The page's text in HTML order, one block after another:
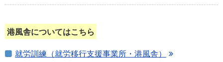
港風舎についてはこちら
就労訓練（就労移行支援事業所・港風舎）